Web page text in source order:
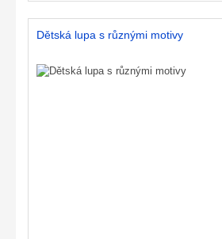
Dětská lupa s různými motivy